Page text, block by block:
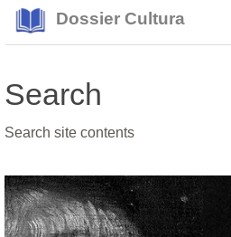
Dossier Cultura
Search
Search site contents